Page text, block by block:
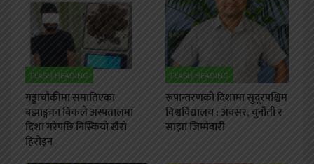
FLASH HEADING
गड्डाचौकीमा समातिएका
बझाङ्गका बिकले अस्पतालमा
दिशा गरेपछि निस्कियो खैरो
हिरोइन
FLASH HEADING
रूपान्तरणको दिशामा सुदूरपश्चिम
विश्वविद्यालय : अवसर, चुनौती र
साझा जिम्मेवारी